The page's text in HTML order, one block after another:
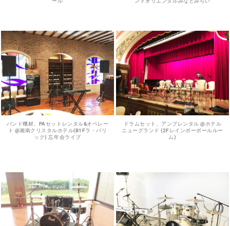
バンド機材、PAセットレンタル&オペレー
ト @湘南クリスタルホテル(B1Fラ・バリ
ック) 忘年会ライブ
ドラムセット、アンプレンタル @ホテル
ニューグランド (2Fレインボーボールルー
ム)